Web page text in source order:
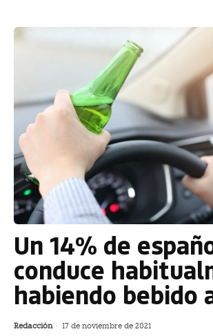
Un 14% de
conduce
habiendo bebido
Redacción - 17 de noviembre de 2021